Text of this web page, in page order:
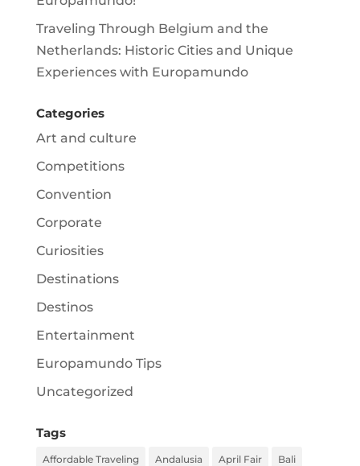
Traveling Through Belgium and the
Netherlands: Historic Cities and Unique
Experiences with Europamundo
Categories
Art and culture
Competitions
Convention
Corporate
Curiosities
Destinations
Destinos
Entertainment
Europamundo Tips
Uncategorized
Tags
Affordable Traveling Andalusia April Fair Bali